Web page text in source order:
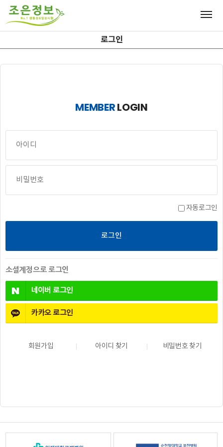
로그인
MEMBERLOGIN
자동로그인
소셜계정으로 로그인
네이버 로그인
카카오로그인
회원가입 아이디 찾기 비밀번호 찾기